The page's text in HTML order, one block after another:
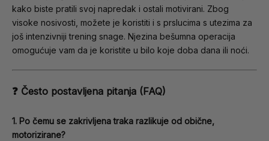
kako biste pratili svoj napredak i ostali motivirani. Zbog
visoke nosivosti, možete je koristiti i s prslucima s utezima za
još intenzivniji trening snage. Njezina bešumna operacija
omogućuje vam da je koristite u bilo koje doba dana ili noći.
❓ Često postavljena pitanja (FAQ)
1. Po čemu se zakrivljena traka razlikuje od obične,
motorizirane?